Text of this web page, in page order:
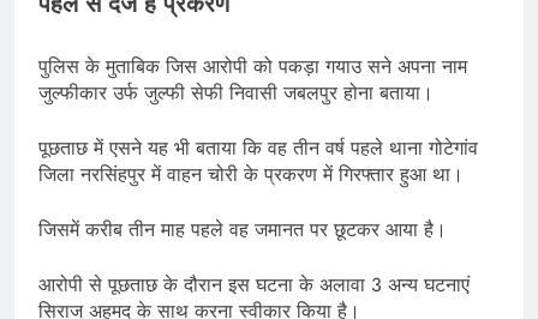
पुलिस के मुताबिक जिस आरोपी को पकड़ा गयाउ सने अपना नाम
जुल्फीकार उर्फ जुल्फी सेफी निवासी जबलपुर होना बताया।
पूछताछ में एसने यह भी बताया कि वह तीन वर्ष पहले थाना गोटेगांव
जिला नरसिंहपुर में वाहन चोरी के प्रकरण में गिरफ्तार हुआ था।
जिसमें करीब तीन माह पहले वह जमानत पर छूटकर आया है।
आरोपी से पूछताछ के दौरान इस घटना के अलावा 3 अन्य घटनाएं
सिराज अहमद के साथ करना स्वीकार किया है।